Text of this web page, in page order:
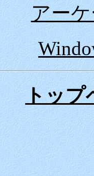
アー
トッ